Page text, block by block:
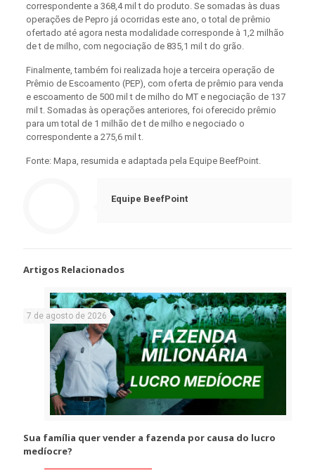
correspondente a 368,4 mil t do produto. Se somadas às duas
operações de Pepro já ocorridas este ano, o total de prêmio
ofertado até agora nesta modalidade corresponde à 1,2 milhão
de t de milho, com negociação de 835,1 mil t do grão.
Finalmente, também foi realizada hoje a terceira operação de
Prêmio de Escoamento (PEP), com oferta de prêmio para venda
e escoamento de 500 mil t de milho do MT e negociação de 137
mil t. Somadas às operações anteriores, foi oferecido prêmio
para um total de 1 milhão de t de milho e negociado o
correspondente a 275,6 mil t.
Fonte: Mapa, resumida e adaptada pela Equipe BeefPoint.
Equipe BeefPoint
Artigos Relacionados
7 de agosto de 2026
Sua família quer vender a fazenda por causa do lucro
medíocre?